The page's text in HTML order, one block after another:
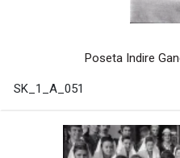
Poseta Indire
SK_1_A_051